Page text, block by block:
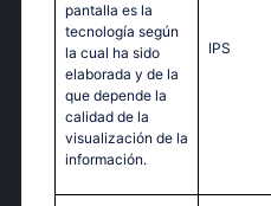
pantalla es la
tecnología según
la cual ha sido
elaborada y de la
que depende la
calidad de la
visualización de la
información.
IPS